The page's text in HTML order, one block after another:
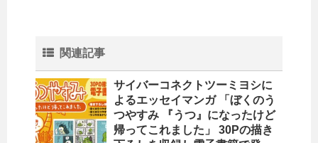
関連記事
サイバーコネクトツーミヨシに
よるエッセイマンガ 「ぼくのう
つやすみ 『うつ』になったけど
帰ってこれました」 30Pの描き